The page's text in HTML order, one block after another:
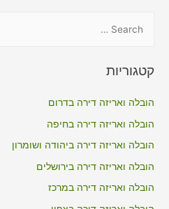
r
o
r
:
קטגוריות
הובלה ואריזה דירה בדרום
הובלה ואריזה דירה בחיפה
הובלה ואריזה דירה ביהודה ושומרון
הובלה ואריזה דירה בירושלים
הובלה ואריזה דירה במרכז